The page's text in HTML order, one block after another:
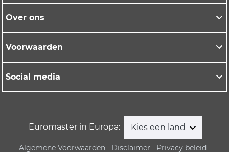
Over ons
Voorwaarden
Social media
Euromaster in Europa: Kies een land
Algemene Voorwaarden Disclaimer Privacy beleid